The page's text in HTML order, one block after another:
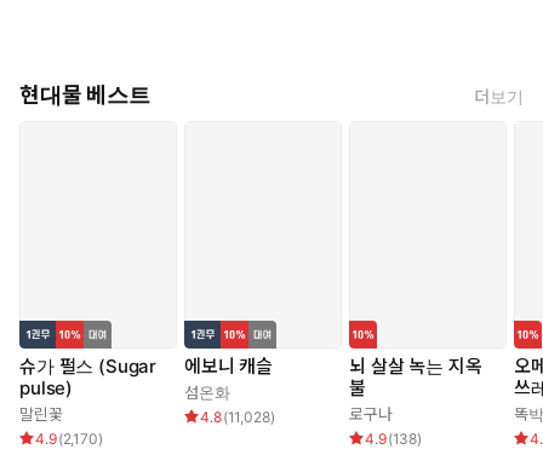
현대물 베스트 더보기
슈가 펄스 (Sugar
pulse)
말린꽃
4.9(2,170)
에보니 캐슬
섬온화
4.8(11,028)
뇌 살살 녹는 지옥
불
로구나
4.9(138)
오
쓰
똑